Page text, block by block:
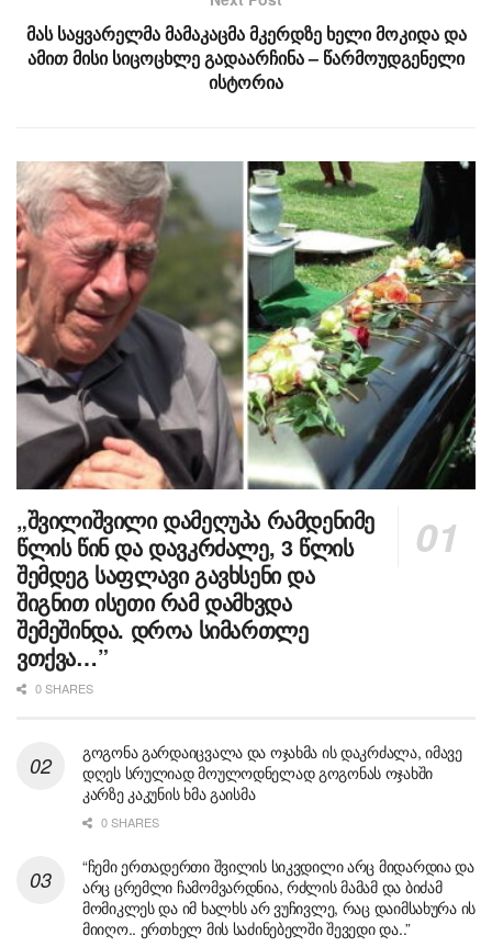
მას საყვარელმა მამაკაცმა მკერდზე ხელი მოკიდა და
ამით მისი სიცოცხლე გადაარჩინა – წარმოუდგენელი
ისტორია
„შვილიშვილი დამეღუპა რამდენიმე
წლის წინ და დავკრძალე, 3 წლის
შემდეგ საფლავი გავხსენი და
შიგნით ისეთი რამ დამხვდა
შემეშინდა. დროა სიმართლე
ვთქვა…”
0 SHARES
გოგონა გარდაიცვალა და ოჯახმა ის დაკრძალა, იმავე
დღეს სრულიად მოულოდნელად გოგონას ოჯახში
კარზე კაკუნის ხმა გაისმა
0 SHARES
“ჩემი ერთადერთი შვილის სიკვდილი არც მიდარდია და
არც ცრემლი ჩამომვარდნია, რძლის მამამ და ბიძამ
მომიკლეს და იმ ხალხს არ ვუჩივლე, რაც დაიმსახურა ის
მიიღო.. ერთხელ მის საძინებელში შევედი და..”